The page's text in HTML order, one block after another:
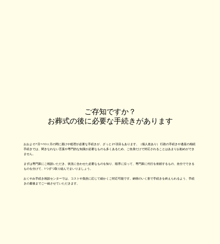
ご存知ですか？
お葬式の後に必要な手続きがあります
おおよそ7日〜10ヶ月の間に届けや処理が必要な手続きが、ざっと21項目もあります。（個人差あり） 行政の手続きや遺産の相続
手続きでは、聞きなれない言葉や専門的な知識が必要なものも多くあるため、ご自身だけで対応されることはあまりお勧めができ
ません。
まずは専門家にご相談いただき、状況に合わせた必要なものを知り、順序に沿って、専門家に代行を依頼するもの、自分でできる
ものを分けて、1つずつ取り組んでまいりましょう。
おくやみ手続き相談センターでは、コストや負担に応じて細かくご対応可能です。納得のいく形で手続きを終えられるよう、手続
きの最後までご一緒させていただきます。